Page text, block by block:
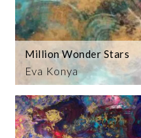
Eva Konya
Million Wonder Stars